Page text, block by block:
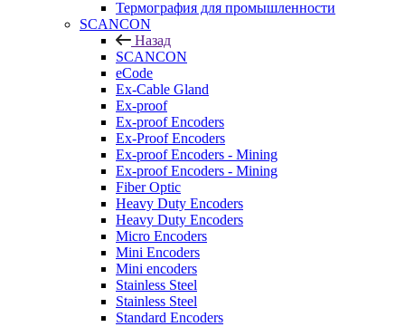
Термография для промышленности
SCANCON
Назад
SCANCON
eCode
Ex-Cable Gland
Ex-proof
Ex-proof Encoders
Ex-Proof Encoders
Ex-proof Encoders - Mining
Ex-proof Encoders - Mining
Fiber Optic
Heavy Duty Encoders
Heavy Duty Encoders
Micro Encoders
Mini Encoders
Mini encoders
Stainless Steel
Stainless Steel
Standard Encoders